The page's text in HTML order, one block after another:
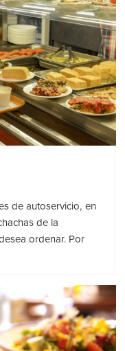
de autoservicio, en
de la
ordenar. Por